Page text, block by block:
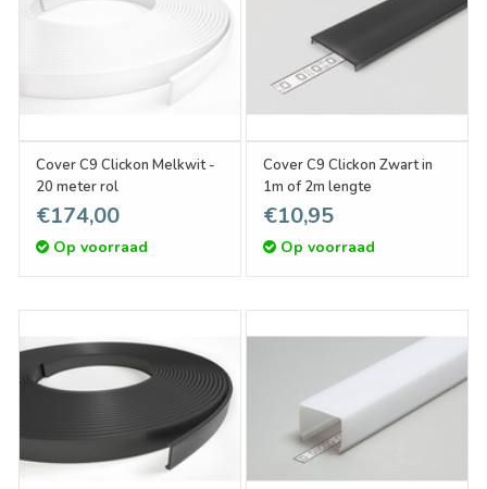
Cover C9 Clickon Melkwit -
20 meter rol
€174,00
Op voorraad
Cover C9 Clickon Zwart in
1m of 2m lengte
€10,95
Op voorraad